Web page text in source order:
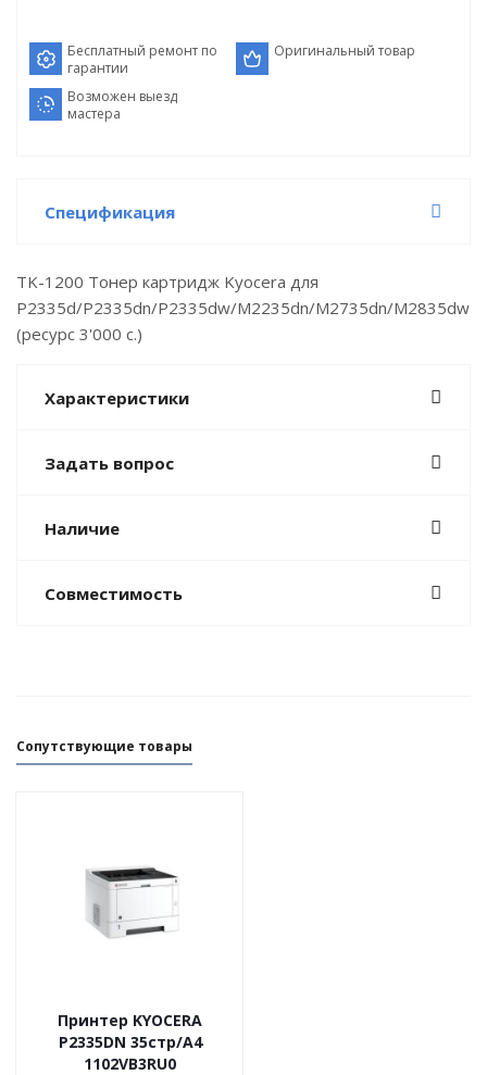
Бесплатный ремонт по
гарантии
Оригинальный товар
Возможен выезд
мастера
Спецификация
TK-1200 Тонер картридж Kyocera для
P2335d/P2335dn/P2335dw/M2235dn/M2735dn/M2835dw
(ресурс 3'000 c.)
Характеристики
Задать вопрос
Наличие
Совместимость
Сопутствующие товары
Принтер KYOCERA
P2335DN 35стр/А4
1102VB3RU0